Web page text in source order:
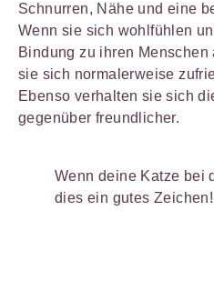
Schnurren, Nähe und eine
Wenn sie sich wohlfühlen
Bindung zu ihren
sie sich normalerweise
Ebenso verhalten sie sich
gegenüber freundlicher.
Wenn deine Katze bei
dies ein gutes Zeichen!